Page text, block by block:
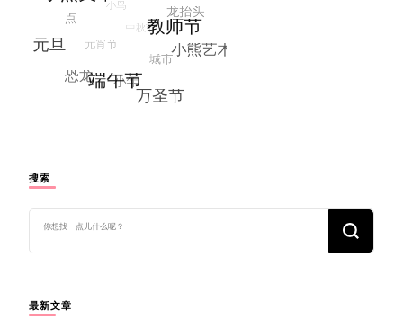
搜索
么
吗?
最新文章